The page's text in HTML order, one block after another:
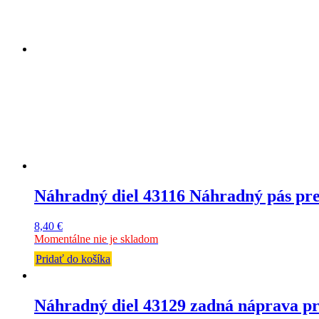
Náhradný diel 43116 Náhradný pás
8,40 €
Momentálne nie je skladom
Pridať do košíka
Náhradný diel 43129 zadná náprava